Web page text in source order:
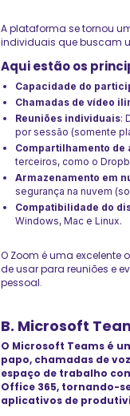
A plataforma se tornou
individuais que buscam
Aqui estão os
Capacidade do
Chamadas de vídeo
Reuniões individuais:
por sessão (somente
Compartilhamento de
terceiros, como o
Armazenamento em
segurança na nuvem
Compatibilidade do
Windows, Mac e Linux.
O Zoom é uma
de usar para reuniões e
pessoal.
B. Microsoft
O Microsoft Teams é
papo, chamadas de
espaço de trabalho
Office 365, tornando-
aplicativos de